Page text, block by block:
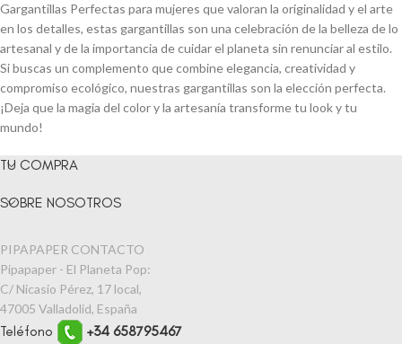
Gargantillas Perfectas para mujeres que valoran la originalidad y el arte
en los detalles, estas gargantillas son una celebración de la belleza de lo
artesanal y de la importancia de cuidar el planeta sin renunciar al estilo.
Si buscas un complemento que combine elegancia, creatividad y
compromiso ecológico, nuestras gargantillas son la elección perfecta.
¡Deja que la magia del color y la artesanía transforme tu look y tu
mundo!
TU COMPRA
SOBRE NOSOTROS
PIPAPAPER CONTACTO
Pipapaper - El Planeta Pop:
C/ Nicasio Pérez, 17 local,
47005 Valladolid, España
Teléfono +34 658795467